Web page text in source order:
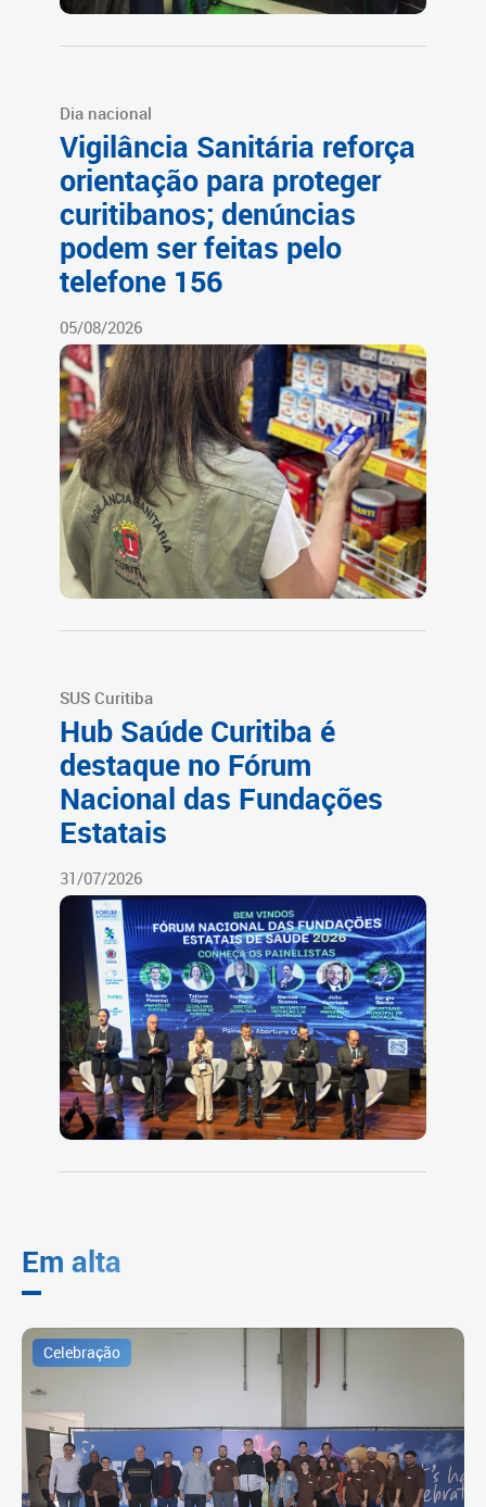
Dia nacional
Vigilância Sanitária reforça
orientação para proteger
curitibanos; denúncias
podem ser feitas pelo
telefone 156
05/08/2026
SUS Curitiba
Hub Saúde Curitiba é
destaque no Fórum
Nacional das Fundações
Estatais
31/07/2026
Em alta
Celebração